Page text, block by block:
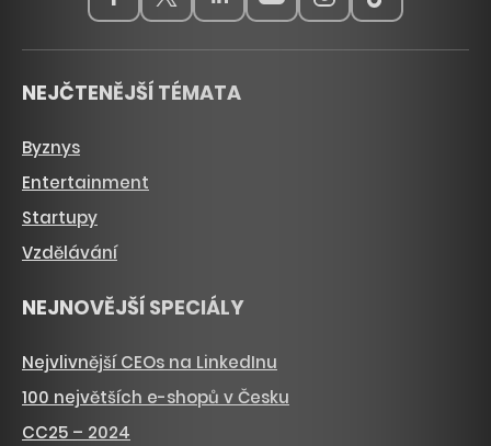
NEJČTENĚJŠÍ TÉMATA
Byznys
Entertainment
Startupy
Vzdělávání
NEJNOVĚJŠÍ SPECIÁLY
Nejvlivnější CEOs na LinkedInu
100 největších e-shopů v Česku
CC25 – 2024